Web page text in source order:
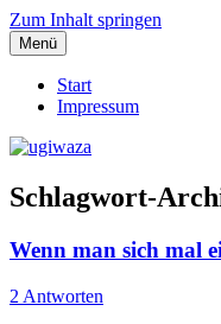
Zum Inhalt springen
ugiwaza
Menü
Start
Impressum
Schlagwort-
Wenn man sich mal
2 Antworten